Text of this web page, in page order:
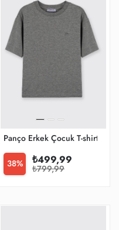
Panço Erkek Çocuk T-shirt
38% ₺499,99
₺799,99